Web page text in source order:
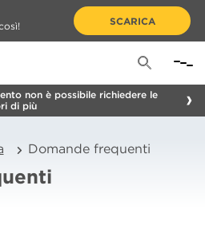
SCARICA
non è possibile richiedere le
di più
Domande frequenti